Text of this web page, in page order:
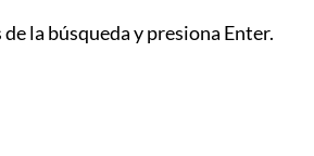
la búsqueda y presiona Enter.